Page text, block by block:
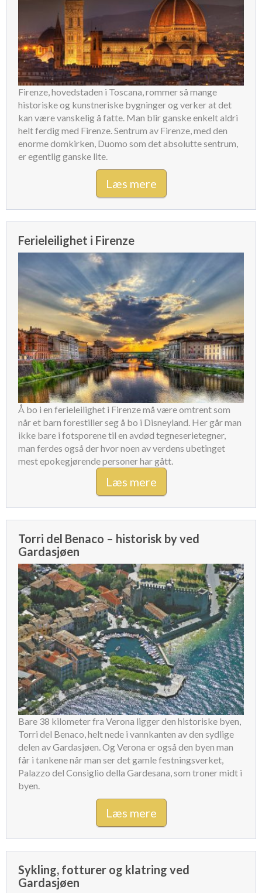
Firenze, hovedstaden i Toscana, rommer så mange
historiske og kunstneriske bygninger og verker at det
kan være vanskelig å fatte. Man blir ganske enkelt aldri
helt ferdig med Firenze. Sentrum av Firenze, med den
enorme domkirken, Duomo som det absolutte sentrum,
er egentlig ganske lite.
Læs mere
Ferieleilighet i Firenze
Å bo i en ferieleilighet i Firenze må være omtrent som
når et barn forestiller seg å bo i Disneyland. Her går man
ikke bare i fotsporene til en avdød tegneserietegner,
man ferdes også der hvor noen av verdens ubetinget
mest epokegjørende personer har gått.
Læs mere
Torri del Benaco – historisk by ved
Gardasjøen
Bare 38 kilometer fra Verona ligger den historiske byen,
Torri del Benaco, helt nede i vannkanten av den sydlige
delen av Gardasjøen. Og Verona er også den byen man
får i tankene når man ser det gamle festningsverket,
Palazzo del Consiglio della Gardesana, som troner midt i
byen.
Læs mere
Sykling, fotturer og klatring ved
Gardasjøen